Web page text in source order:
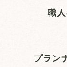
職
プラン